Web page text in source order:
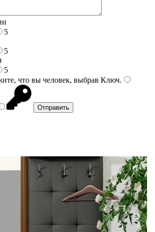
5
5
5
что вы человек, выбрав Ключ.